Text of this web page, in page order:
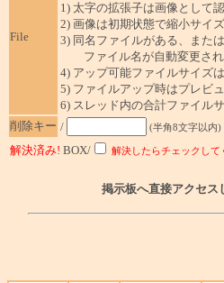
File
1) 太字の拡張子は画像として
2) 画像は初期状態で縮小サイ
3) 同名ファイルがある、また
ファイル名が自動変更され
4) アップ可能ファイルサイズ
5) ファイルアップ時はプレビ
6) スレッド内の合計ファイル
削除キー / (半角8文字以内)
解決済み! BOX/ 解決したらチェックして
掲示板へ直接アクセス